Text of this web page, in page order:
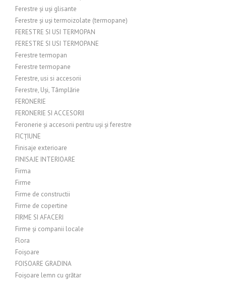
Ferestre și uși glisante
Ferestre și uși termoizolate (termopane)
FERESTRE SI USI TERMOPAN
FERESTRE SI USI TERMOPANE
Ferestre termopan
Ferestre termopane
Ferestre, usi si accesorii
Ferestre, Uși, Tâmplărie
FERONERIE
FERONERIE SI ACCESORII
Feronerie și accesorii pentru uși și ferestre
FICȚIUNE
Finisaje exterioare
FINISAJE INTERIOARE
Firma
Firme
Firme de constructii
Firme de copertine
FIRME SI AFACERI
Firme și companii locale
Flora
Foișoare
FOISOARE GRADINA
Foișoare lemn cu grătar